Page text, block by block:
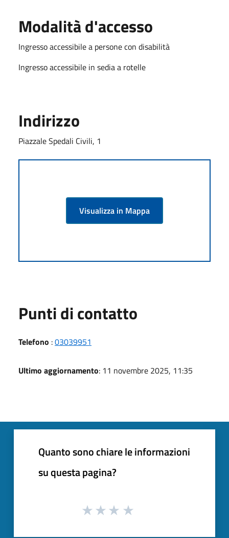
Modalità d'accesso
Ingresso accessibile a persone con disabilità
Ingresso accessibile in sedia a rotelle
Indirizzo
Piazzale Spedali Civili, 1
Visualizza in Mappa
Punti di contatto
Telefono :03039951
Ultimo aggiornamento: 11 novembre 2025, 11:35
Quanto sono chiare le informazioni
su questa pagina?